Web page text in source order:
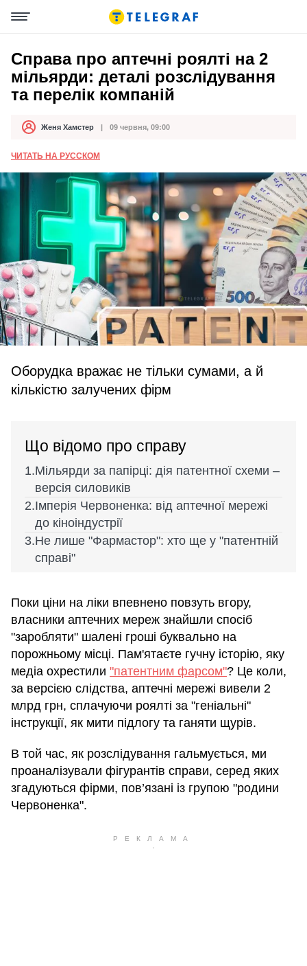
Справа про аптечні роялті на 2
мільярди: деталі розслідування
та перелік компаній
АвторЖеня Хамстер
Дата публікації 09 червня, 09:00
ЧИТАТЬ НА РУССКОМ
Оборудка вражає не тільки сумами, а й
кількістю залучених фірм
Що відомо про справу
Мільярди за папірці: дія патентної схеми –
версія силовиків
Імперія Червоненка: від аптечної мережі
до кіноіндустрії
Не лише "Фармастор": хто ще у "патентній
справі"
Поки ціни на ліки впевнено повзуть вгору,
власники аптечних мереж знайшли спосіб
"заробляти" шалені гроші буквально на
порожньому місці. Пам'ятаєте гучну історію, яку
медіа охрестили "патентним фарсом"? Це коли,
за версією слідства, аптечні мережі вивели 2
млрд грн, сплачуючи роялті за "геніальні"
інструкції, як мити підлогу та ганяти щурів.
В той час, як розслідування гальмується, ми
проаналізували фігурантів справи, серед яких
згадуються фірми, пов’язані із групою "родини
Червоненка".